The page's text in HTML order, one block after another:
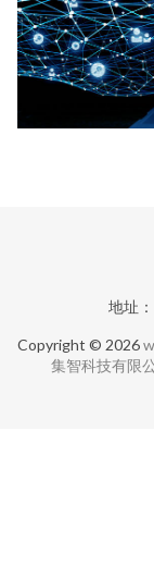
地址
Copyright © 2026
集智科技有限